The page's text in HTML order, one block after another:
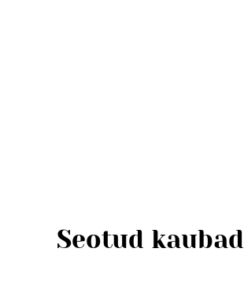
Seotud kaubad